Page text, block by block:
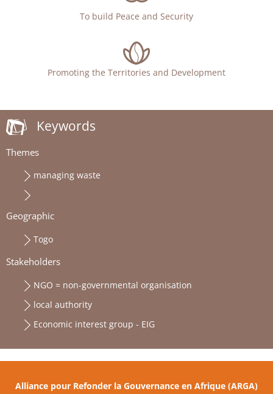
To build Peace and Security
Promoting the Territories and Development
Keywords
Themes
managing waste
Geographic
Togo
Stakeholders
NGO = non-governmental organisation
local authority
Economic interest group - EIG
Alliance pour Refonder la Gouvernance en Afrique (ARGA)